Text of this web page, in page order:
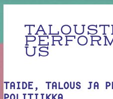
US
TAIDE, TALOUS JA